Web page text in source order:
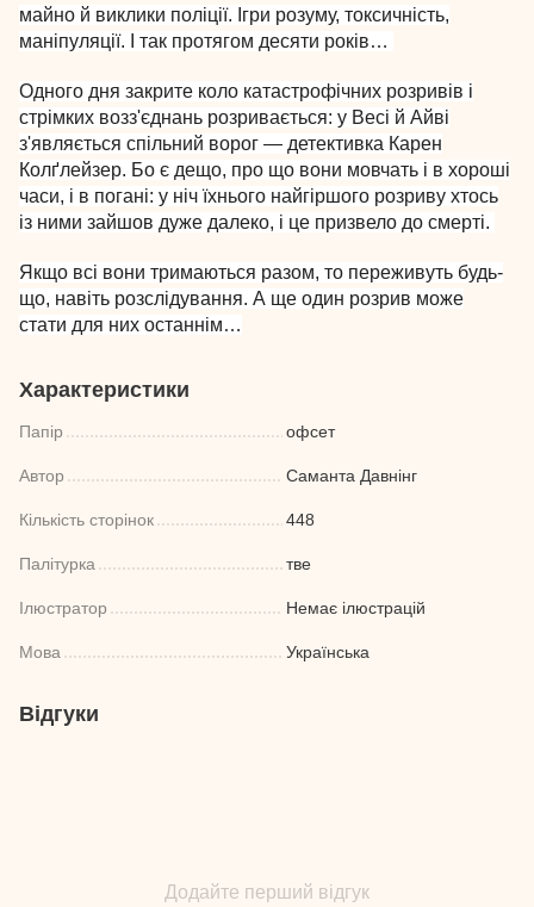
майно й виклики поліції. Ігри розуму, токсичність,
маніпуляції. І так протягом десяти років…
Одного дня закрите коло катастрофічних розривів і
стрімких возз'єднань розривається: у Весі й Айві
з'являється спільний ворог — детективка Карен
Колґлейзер. Бо є дещо, про що вони мовчать і в хороші
часи, і в погані: у ніч їхнього найгіршого розриву хтось
із ними зайшов дуже далеко, і це призвело до смерті.
Якщо всі вони тримаються разом, то переживуть будь-
що, навіть розслідування. А ще один розрив може
стати для них останнім…
Характеристики
Папір офсет
Автор Саманта Давнінг
Кількість сторінок 448
Палітурка тве
Ілюстратор Немає ілюстрацій
Мова Українська
Відгуки
Додайте перший відгук